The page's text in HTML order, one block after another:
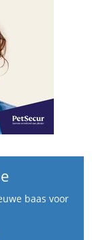
baas voor